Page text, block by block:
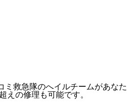
ミ救急隊のへイルチームがあなた
えの修理も可能です。